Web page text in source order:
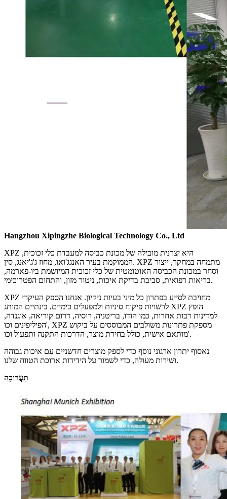
Hangzhou Xipingzhe Biological Technology Co., Ltd
XPZ היא יצרנית מובילה של מכונת כביסה למעבדת כלי זכוכית,
הממוקמת בעיר האנגג'ואו, מחוז ג'ג'יאנג, סין. XPZ מתמחה במחקר, ייצור
וסחר במכונת הכביסה האוטומטית של כלי זכוכית המיושמת ביו-פארמה,
בריאות רפואית, סביבת בדיקת איכות, ניטור מזון, והתחום הפטרוכימי.
XPZ מחויבת לסייע בפתרון כל מיני בעיות ניקיון. אנחנו הספק העיקרי
לרשויות פיקוח סיניות ולמפעלים כימיים, בינתיים המותג XPZ הופץ
למדינות רבות אחרות, כמו הודו, בריטניה, רוסיה, דרום קוריאה, אוגנדה,
הפיליפינים וכו', XPZ מספקת פתרונות משולבים המבוססים על ביקוש
מותאם אישית, כולל בחירת מוצר, הדרכות התקנה ותפעול וכו'.
נאסוף יתרון ארגוני נוסף כדי לספק מוצרים חדשניים עם איכות גבוהה
ושירות מעולה, כדי לשמור על הידידות ארוכת הטווח שלנו.
תַעֲרוּכָה